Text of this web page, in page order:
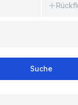
Suche